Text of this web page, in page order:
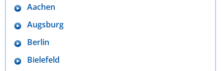
Aachen
Augsburg
Berlin
Bielefeld